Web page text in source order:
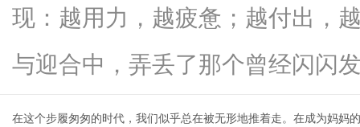
现：越用力，越疲惫；越付出，
与迎合中，弄丢了那个曾经闪闪
在这个步履匆匆的时代，我们似乎总在被无形地推着走。在成为妈妈